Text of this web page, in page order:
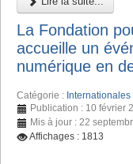
La Fondation
accueille un
numérique en
Catégorie : Internationales
Publication : 10 février
Mis à jour : 22
Affichages : 1813